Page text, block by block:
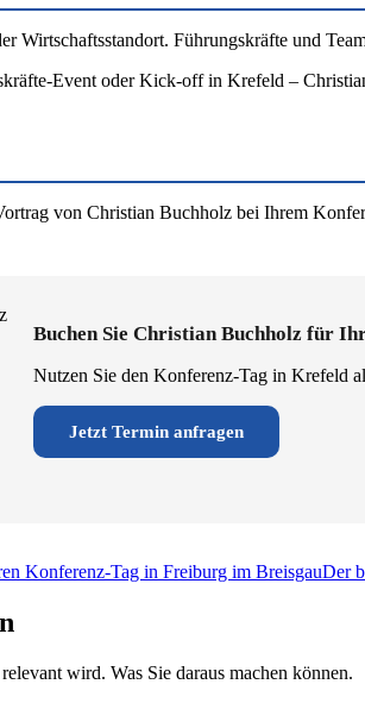
Wirtschaftsstandort. Führungskräfte und
Event oder Kick-off in Krefeld –
von Christian Buchholz bei Ihrem
Buchen Sie Christian Buchholz für
Nutzen Sie den Konferenz-Tag in Krefeld
Jetzt Termin anfragen
Konferenz-Tag in Freiburg im BreisgauDer
wird. Was Sie daraus machen können.